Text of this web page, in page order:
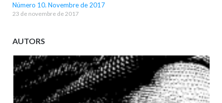
Número 10. Novembre de 2017
23 de novembre de 2017
AUTORS